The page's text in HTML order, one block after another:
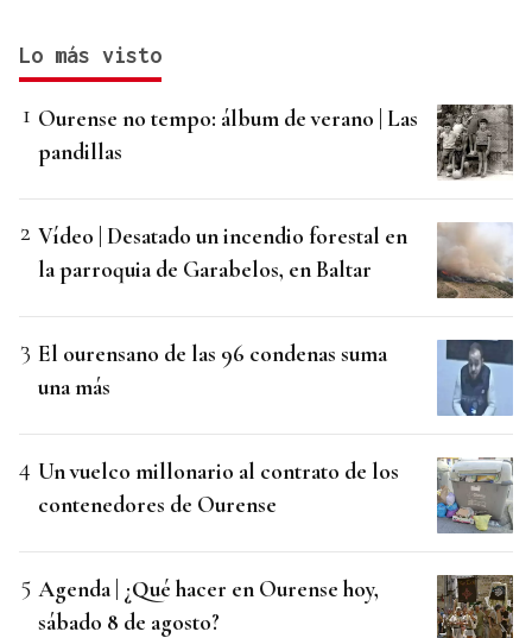
Lo más visto
Ourense no tempo: álbum de verano | Las
pandillas
Vídeo | Desatado un incendio forestal en
la parroquia de Garabelos, en Baltar
El ourensano de las 96 condenas suma
una más
Un vuelco millonario al contrato de los
contenedores de Ourense
Agenda | ¿Qué hacer en Ourense hoy,
sábado 8 de agosto?